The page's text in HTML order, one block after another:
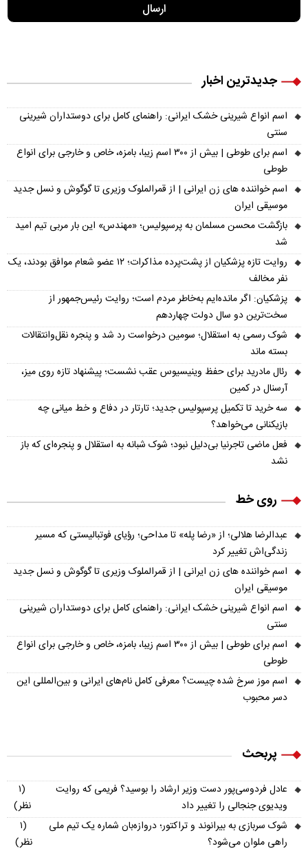
جدیدترین اخبار
اسم انواع شیرینی خشک ایرانی: راهنمای کامل برای دوستداران شیرینی
سنتی
اسم برای طوطی | بیش از ۳۰۰ اسم زیبا، بامزه، خاص و خارجی برای انواع
طوطی
اسم خواننده های زن ایرانی | از قمرالملوک وزیری تا گوگوش و نسل جدید
موسیقی ایران
بازگشت محسن مسلمان به پرسپولیس؛ «مهندس» این بار مربی تیم امید
شد
روایت تازه پزشکیان از پشت‌پرده مذاکرات؛ ۱۲ عضو شعام موافق بودند، یک
نفر مخالف
پزشکیان: اگر مانده‌ایم به‌خاطر مردم است؛ روایت رئیس‌جمهور از
سخت‌ترین دو سال دولت چهاردهم
شوک رسمی به استقلال؛ سومین درخواست رد شد و پنجره نقل‌وانتقالات
بسته ماند
رئال مادرید برای حفظ وینیسیوس عقب نشست؛ پیشنهاد تازه روی میز،
آرسنال در کمین
سه خرید تا تکمیل پرسپولیس جدید؛ تارتار در دفاع و خط میانی چه
بازیکنانی می‌خواهد؟
فعل ماضی تاجرنیا بی‌دلیل نبود؛ شوک شبانه به استقلال و پنجره‌ای که باز
نشد
روی خط
عبدالرضا هلالی؛ از «رضا پله» تا مداحی؛ رؤیای فوتبالیستی که مسیر
زندگی‌اش تغییر کرد
اسم خواننده های زن ایرانی | از قمرالملوک وزیری تا گوگوش و نسل جدید
موسیقی ایران
اسم انواع شیرینی خشک ایرانی: راهنمای کامل برای دوستداران شیرینی
سنتی
اسم برای طوطی | بیش از ۳۰۰ اسم زیبا، بامزه، خاص و خارجی برای انواع
طوطی
اسم موز سرخ شده چیست؟ معرفی کامل نام‌های ایرانی و بین‌المللی این
دسر محبوب
پربحث
عادل فردوسی‌پور دست وزیر ارشاد را بوسید؟ فریمی که روایت
ویدیوی جنجالی را تغییر داد
(۱
نظر)
شوک سربازی به بیرانوند و تراکتور؛ دروازه‌بان شماره یک تیم ملی
راهی ملوان می‌شود؟
(۱
نظر)